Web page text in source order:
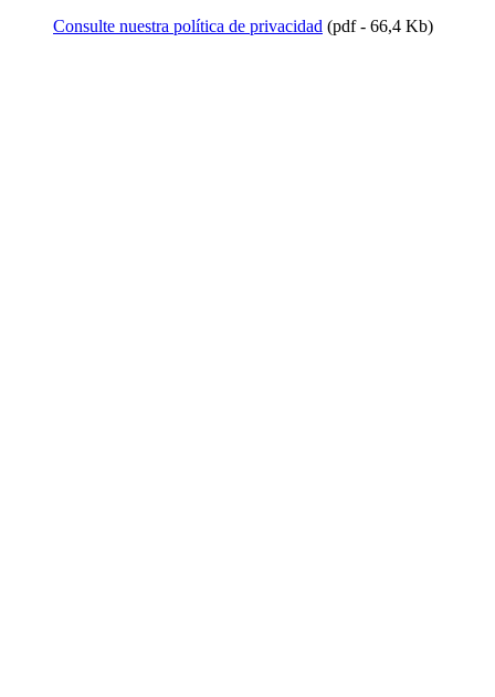
Consulte nuestra política de privacidad (pdf - 66,4 Kb)